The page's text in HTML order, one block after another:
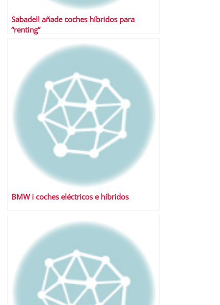
Sabadell añade coches híbridos para
“renting”
BMW i coches eléctricos e híbridos